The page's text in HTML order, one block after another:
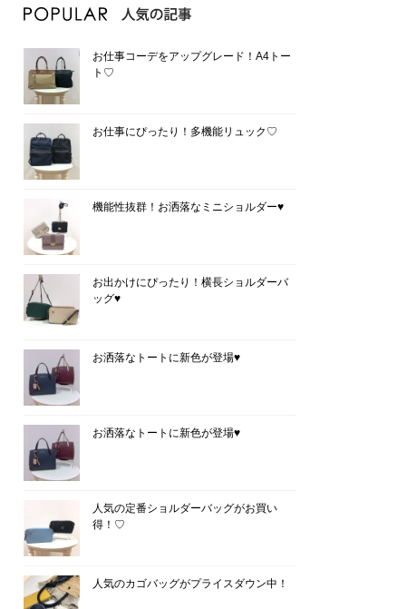
お仕事コーデをアップグレード！A4トー
ト♡
お仕事にぴったり！多機能リュック♡
機能性抜群！お洒落なミニショルダー♥
お出かけにぴったり！横長ショルダーバ
ッグ♥
お洒落なトートに新色が登場♥
お洒落なトートに新色が登場♥
人気の定番ショルダーバッグがお買い
得！♡
人気のカゴバッグがプライスダウン中！